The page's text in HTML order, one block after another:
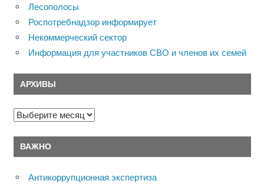
Лесополосы
Роспотребнадзор информирует
Некоммерческий сектор
Информация для участников СВО и членов их семей
АРХИВЫ
Архивы
ВАЖНО
Антикоррупционная экспертиза